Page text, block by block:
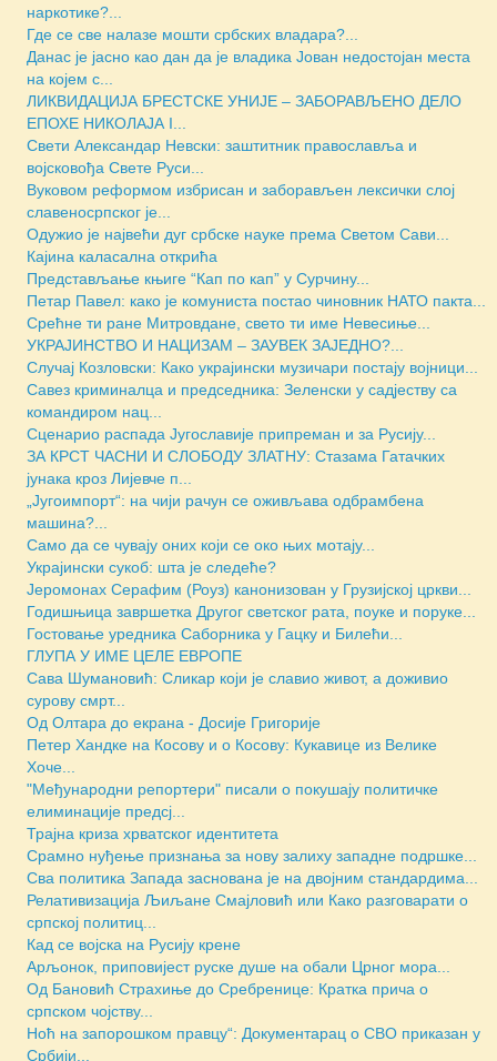
наркотике?...
Где се све налазе мошти србских владара?...
Данас је јасно као дан да је владика Јован недостојан места
на којем с...
ЛИКВИДАЦИЈА БРЕСТСКЕ УНИЈЕ – ЗАБОРАВЉЕНО ДЕЛО
ЕПОХЕ НИКОЛАЈА I...
Свети Александар Невски: заштитник православља и
војсковођа Свете Руси...
Вуковом реформом избрисан и заборављен лексички слој
славеносрпског је...
Одужио је највећи дуг србске науке према Светом Сави...
Кајина каласална открића
Представљање књиге “Кап по кап” у Сурчину...
Петар Павел: како је комуниста постао чиновник НАТО пакта...
Срећне ти ране Митровдане, свето ти име Невесиње...
УКРАЈИНСТВО И НАЦИЗАМ – ЗАУВЕК ЗАЈЕДНО?...
Случај Козловски: Како украјински музичари постају војници...
Савез криминалца и председника: Зеленски у садјеству са
командиром нац...
Сценарио распада Југославије припреман и за Русију...
ЗА КРСТ ЧАСНИ И СЛОБОДУ ЗЛАТНУ: Стазама Гатачких
јунака кроз Лијевче п...
„Југоимпорт“: на чији рачун се оживљава одбрамбена
машина?...
Само да се чувају оних који се око њих мотају...
Украјински сукоб: шта је следеће?
Јеромонах Серафим (Роуз) канонизован у Грузијској цркви...
Годишњица завршетка Другог светског рата, поуке и поруке...
Гостовање уредника Саборника у Гацку и Билећи...
ГЛУПА У ИМЕ ЦЕЛЕ ЕВРОПЕ
Сава Шумановић: Сликар који је славио живот, а доживио
сурову смрт...
Од Олтара до екрана - Досије Григорије
Петер Хандке на Косову и о Косову: Кукавице из Велике
Хоче...
"Међународни репортери" писали о покушају политичке
елиминације предсј...
Трајна криза хрватског идентитета
Срамно нуђење признања за нову залиху западне подршке...
Сва политика Запада заснована је на двојним стандардима...
Релативизација Љиљане Смајловић или Како разговарати о
српској политиц...
Кад се војска на Русију крене
Арљонок, приповијест руске душе на обали Црног мора...
Од Бановић Страхиње до Сребренице: Кратка прича о
српском чојству...
Ноћ на запорошком правцу“: Документарац о СВО приказан у
Србији...